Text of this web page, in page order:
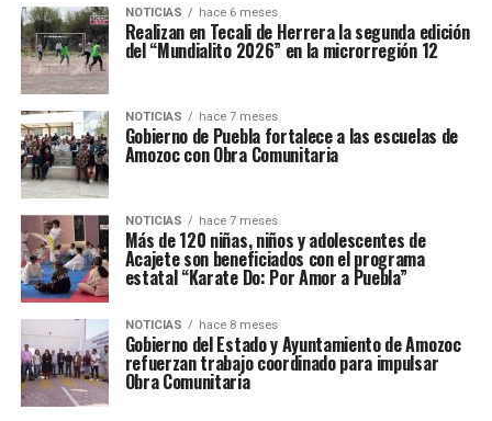
NOTICIAS hace 6 meses
Realizan en Tecali de Herrera la segunda edición
del “Mundialito 2026” en la microrregión 12
NOTICIAS hace 7 meses
Gobierno de Puebla fortalece a las escuelas de
Amozoc con Obra Comunitaria
NOTICIAS hace 7 meses
Más de 120 niñas, niños y adolescentes de
Acajete son beneficiados con el programa
estatal “Karate Do: Por Amor a Puebla”
NOTICIAS hace 8 meses
Gobierno del Estado y Ayuntamiento de Amozoc
refuerzan trabajo coordinado para impulsar
Obra Comunitaria